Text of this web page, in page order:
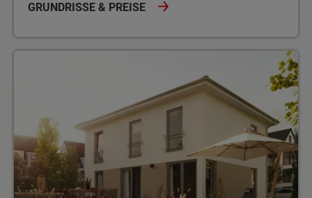
GRUNDRISSE & PREISE